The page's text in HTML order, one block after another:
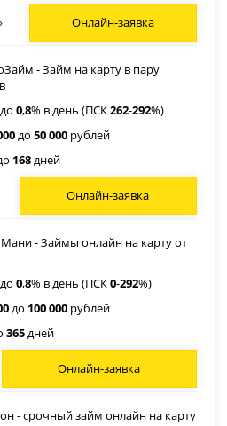
Онлайн-заявка
- Займ на карту в пару
0,8% в день (ПСК262-292%)
до50 000 рублей
168дней
Онлайн-заявка
Мани - Займы онлайн на карту от
0,8% в день (ПСК0-292%)
до 100 000 рублей
365дней
Онлайн-заявка
- срочный займ онлайн на карту